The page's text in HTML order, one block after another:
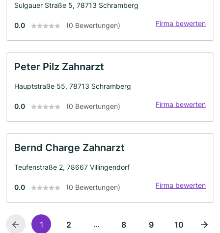
Sulgauer Straße 5, 78713 Schramberg
0.0 (0 Bewertungen) Firma bewerten
Peter Pilz Zahnarzt
Hauptstraße 55, 78713 Schramberg
0.0 (0 Bewertungen) Firma bewerten
Bernd Charge Zahnarzt
Teufenstraße 2, 78667 Villingendorf
0.0 (0 Bewertungen) Firma bewerten
1 2 ... 8 9 10